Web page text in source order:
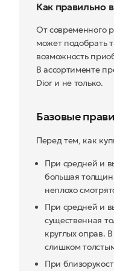
Как правильно
От современного
может подобрать
возможность
В ассортименте
Dior и не только.
Базовые
Перед тем, как
При средней и
большая
неплохо
При средней и
существенная
круглых оправ.
слишком
При